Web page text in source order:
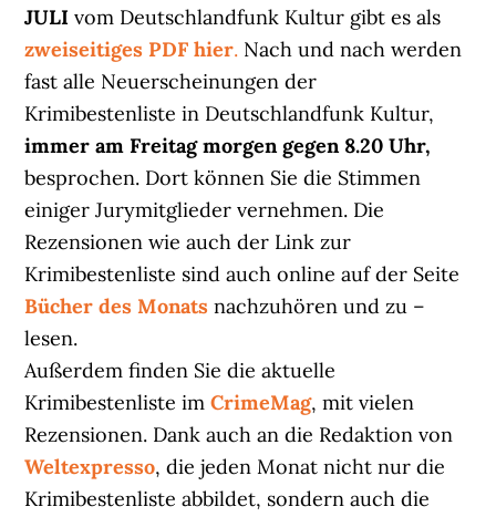
JULIvom Deutschlandfunk Kultur gibt es als
zweiseitiges PDF hier. Nach und nach werden
fast alle Neuerscheinungen der
Krimibestenliste in Deutschlandfunk Kultur,
immer am Freitag morgen gegen 8.20 Uhr,
besprochen. Dort können Sie die Stimmen
einiger Jurymitglieder vernehmen. Die
Rezensionen wie auch der Link zur
Krimibestenliste sind auch online auf der Seite
Bücher des Monatsnachzuhören und zu –
lesen.
Außerdem finden Sie die aktuelle
Krimibestenliste imCrimeMag, mit vielen
Rezensionen. Dank auch an die Redaktion von
Weltexpresso, die jeden Monat nicht nur die
Krimibestenliste abbildet, sondern auch die